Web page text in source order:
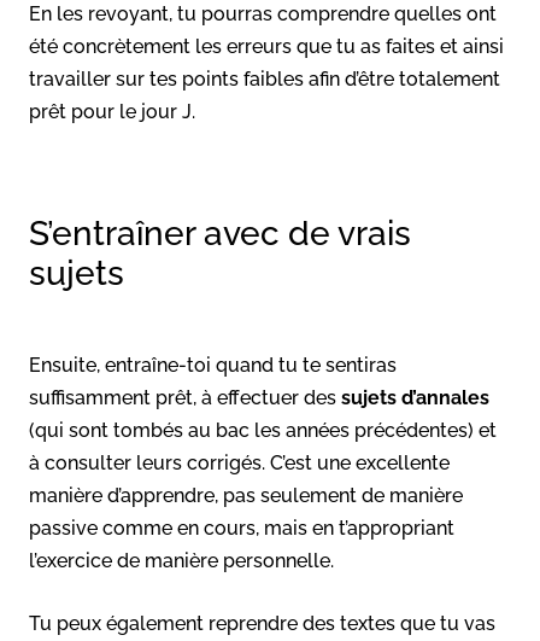
En les revoyant, tu pourras comprendre quelles ont
été concrètement les erreurs que tu as faites et ainsi
travailler sur tes points faibles afin d’être totalement
prêt pour le jour J.
S’entraîner avec de vrais
sujets
Ensuite, entraîne-toi quand tu te sentiras
suffisamment prêt, à effectuer des sujets d’annales
(qui sont tombés au bac les années précédentes) et
à consulter leurs corrigés. C’est une excellente
manière d’apprendre, pas seulement de manière
passive comme en cours, mais en t’appropriant
l’exercice de manière personnelle.
Tu peux également reprendre des textes que tu vas